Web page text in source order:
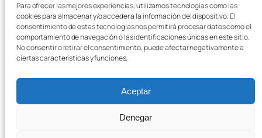
Para ofrecer las mejores experiencias, utilizamos tecnologías como las
cookies para almacenar y/o acceder a la información del dispositivo. El
consentimiento de estas tecnologías nos permitirá procesar datos como el
comportamiento de navegación o las identificaciones únicas en este sitio.
No consentir o retirar el consentimiento, puede afectar negativamente a
ciertas características y funciones.
Aceptar
Denegar
← Página anterior 12
Política de privacidad